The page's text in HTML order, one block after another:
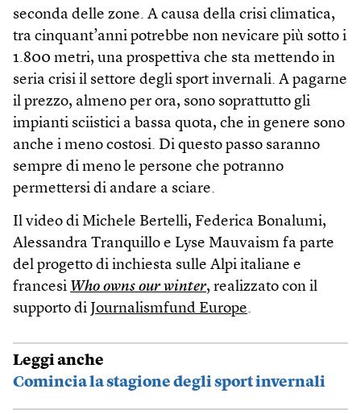
seconda delle zone. A causa della crisi climatica,
tra cinquant’anni potrebbe non nevicare più sotto i
1.800 metri, una prospettiva che sta mettendo in
seria crisi il settore degli sport invernali. A pagarne
il prezzo, almeno per ora, sono soprattutto gli
impianti sciistici a bassa quota, che in genere sono
anche i meno costosi. Di questo passo saranno
sempre di meno le persone che potranno
permettersi di andare a sciare.
Il video di Michele Bertelli, Federica Bonalumi,
Alessandra Tranquillo e Lyse Mauvaism fa parte
del progetto di inchiesta sulle Alpi italiane e
francesi Who owns our winter, realizzato con il
supporto di Journalismfund Europe.
Leggi anche
Comincia la stagione degli sport invernali